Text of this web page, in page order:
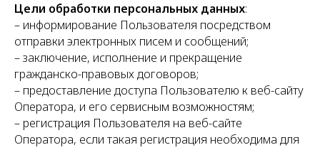
Цели обработки персональных данных:
– информирование Пользователя посредством
отправки электронных писем и сообщений;
– заключение, исполнение и прекращение
гражданско-правовых договоров;
– предоставление доступа Пользователю к веб-сайту
Оператора, и его сервисным возможностям;
– регистрация Пользователя на веб-сайте
Оператора, если такая регистрация необходима для